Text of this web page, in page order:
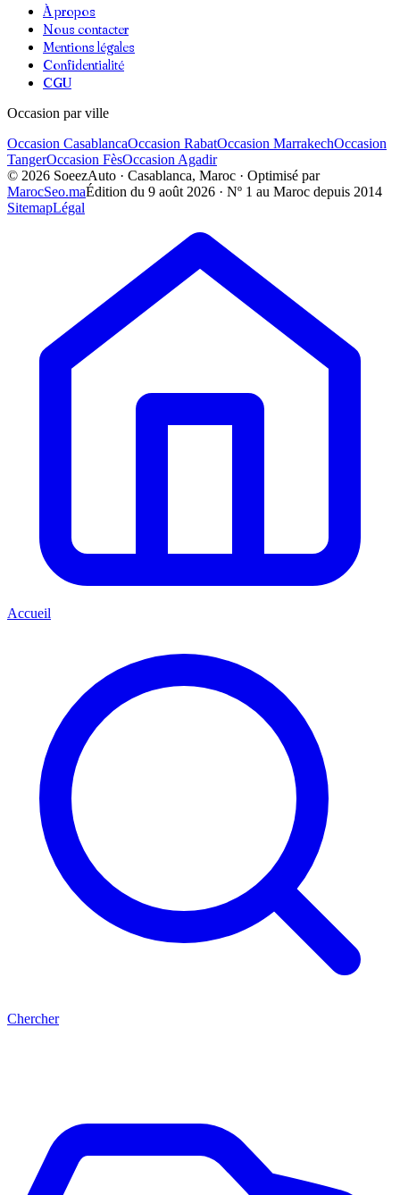
À propos
Nous contacter
Mentions légales
Confidentialité
CGU
Occasion par ville
Occasion CasablancaOccasion RabatOccasion MarrakechOccasion
TangerOccasion FèsOccasion Agadir
© 2026 SoeezAuto · Casablanca, Maroc · Optimisé par
MarocSeo.maÉdition du 9 août 2026 · Nº 1 au Maroc depuis 2014
SitemapLégal
Accueil
Chercher